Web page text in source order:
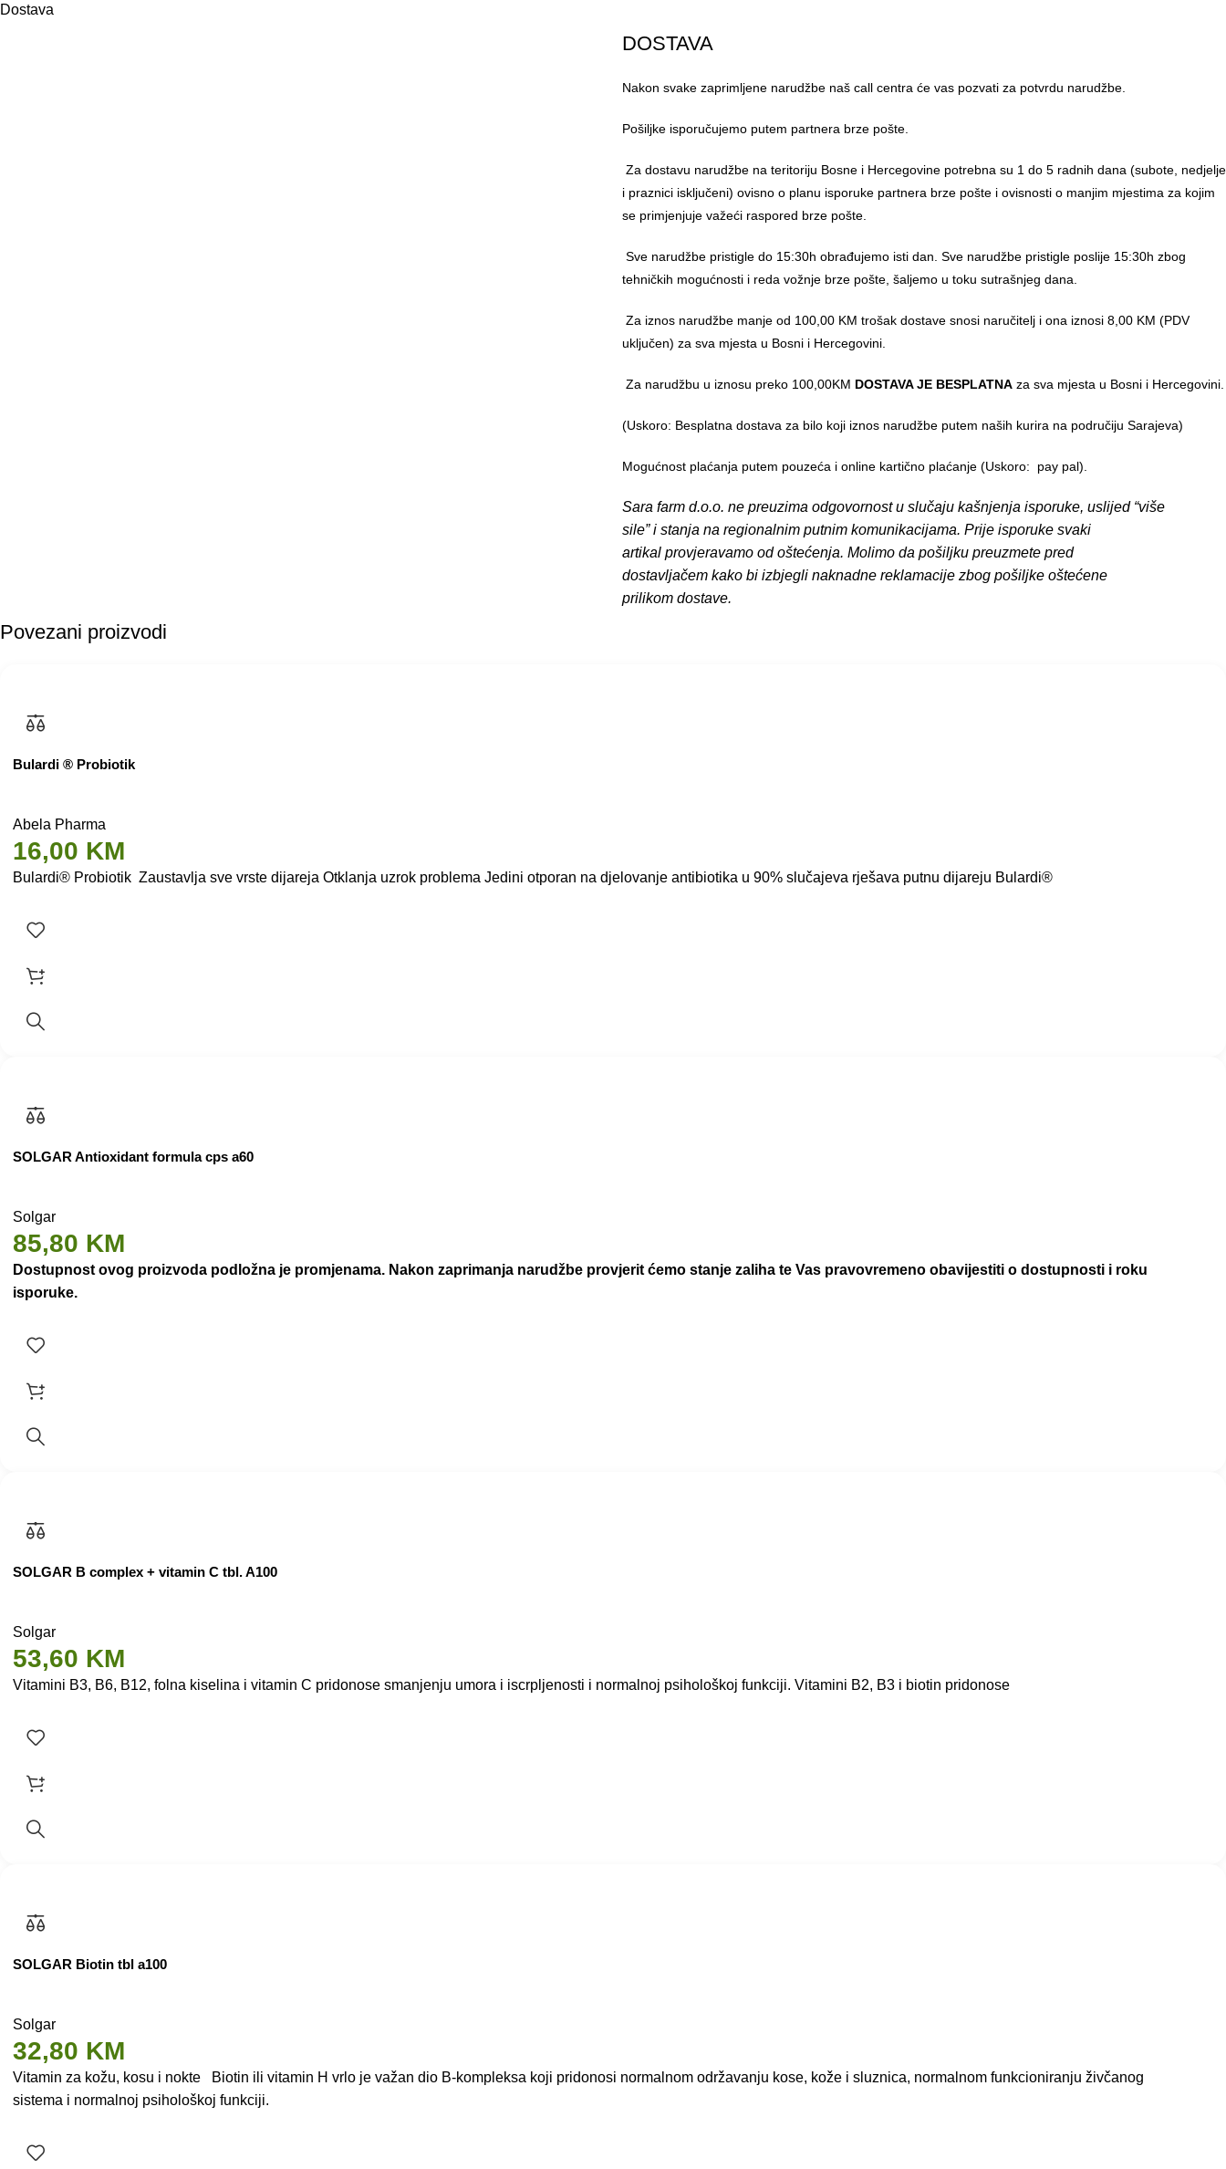
Dostava
DOSTAVA
Nakon svake zaprimljene narudžbe naš call centra će vas pozvati za potvrdu narudžbe.
Pošiljke isporučujemo putem partnera brze pošte.
Za dostavu narudžbe na teritoriju Bosne i Hercegovine potrebna su 1 do 5 radnih dana (subote, nedjelje
i praznici isključeni) ovisno o planu isporuke partnera brze pošte i ovisnosti o manjim mjestima za kojim
se primjenjuje važeći raspored brze pošte.
Sve narudžbe pristigle do 15:30h obrađujemo isti dan. Sve narudžbe pristigle poslije 15:30h zbog
tehničkih mogućnosti i reda vožnje brze pošte, šaljemo u toku sutrašnjeg dana.
Za iznos narudžbe manje od 100,00 KM trošak dostave snosi naručitelj i ona iznosi 8,00 KM (PDV
uključen) za sva mjesta u Bosni i Hercegovini.
Za narudžbu u iznosu preko 100,00KM DOSTAVA JE BESPLATNA za sva mjesta u Bosni i Hercegovini.
(Uskoro: Besplatna dostava za bilo koji iznos narudžbe putem naših kurira na područiju Sarajeva)
Mogućnost plaćanja putem pouzeća i online kartično plaćanje (Uskoro: pay pal).
Sara farm d.o.o. ne preuzima odgovornost u slučaju kašnjenja isporuke, uslijed “više
sile” i stanja na regionalnim putnim komunikacijama. Prije isporuke svaki
artikal provjeravamo od oštećenja. Molimo da pošiljku preuzmete pred
dostavljačem kako bi izbjegli naknadne reklamacije zbog pošiljke oštećene
prilikom dostave.
Povezani proizvodi
Bulardi ® Probiotik
Abela Pharma
16,00 KM
Bulardi® Probiotik Zaustavlja sve vrste dijareja Otklanja uzrok problema Jedini otporan na djelovanje antibiotika u 90% slučajeva rješava putnu dijareju Bulardi®
SOLGAR Antioxidant formula cps a60
Solgar
85,80 KM
Dostupnost ovog proizvoda podložna je promjenama. Nakon zaprimanja narudžbe provjerit ćemo stanje zaliha te Vas pravovremeno obavijestiti o dostupnosti i roku
isporuke.
SOLGAR B complex + vitamin C tbl. A100
Solgar
53,60 KM
Vitamini B3, B6, B12, folna kiselina i vitamin C pridonose smanjenju umora i iscrpljenosti i normalnoj psihološkoj funkciji. Vitamini B2, B3 i biotin pridonose
SOLGAR Biotin tbl a100
Solgar
32,80 KM
Vitamin za kožu, kosu i nokte Biotin ili vitamin H vrlo je važan dio B-kompleksa koji pridonosi normalnom održavanju kose, kože i sluznica, normalnom funkcioniranju živčanog
sistema i normalnoj psihološkoj funkciji.